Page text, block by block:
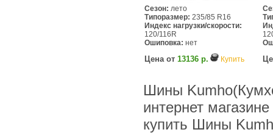
Сезон: лето
Типоразмер: 235/85 R16
Индекс нагрузки/скорости:
120/116R
Ошиповка: нет
Цена от 13136 р. Купить
Шины
интернет
купить Шины